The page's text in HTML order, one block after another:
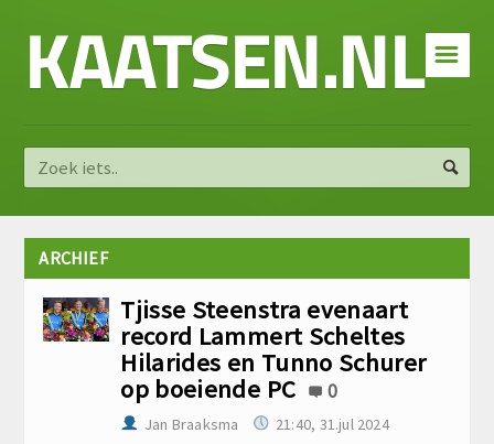
☰
KAATSEN.NL
ARCHIEF
Tjisse Steenstra evenaart
record Lammert Scheltes
Hilarides en Tunno Schurer
op boeiende PC
0
Jan Braaksma 21:40, 31.jul 2024